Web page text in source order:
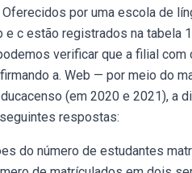
por uma escola de
c estão registrados na tabela
verificar que a filial com
a. Web — por meio do
(em 2020 e 2021), a
respostas:
do número de estudantes